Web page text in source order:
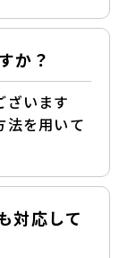
か？
ざいます
法を用いて
対応して